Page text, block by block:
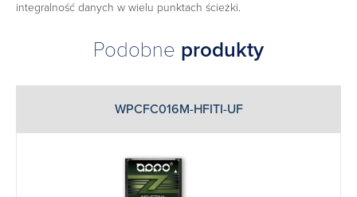
integralność danych w wielu punktach ścieżki.
Podobne produkty
WPCFC016M-HFITI-UF